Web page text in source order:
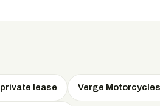
lease Verge